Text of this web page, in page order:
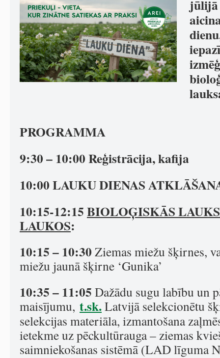
jūlijā
PROGRAMMA
9:30 – 10:00 Reģistrācija, kafija
10:00 LAUKU DIENAS
10:15-12:15BIOLOĢISKĀS
LAUKOS:
10:15 – 10:30 Ziemas miežu šķirnes,
miežu jaunā šķirne ‘Gunika’
10:35 – 11:05 Dažādu sugu labību un
maisījumu, t.sk.Latvijā selekcionētu
selekcijas materiāla, izmantošana
ietekme uz pēckultūrauga – ziemas
saimniekošanas sistēmā (LAD līguma